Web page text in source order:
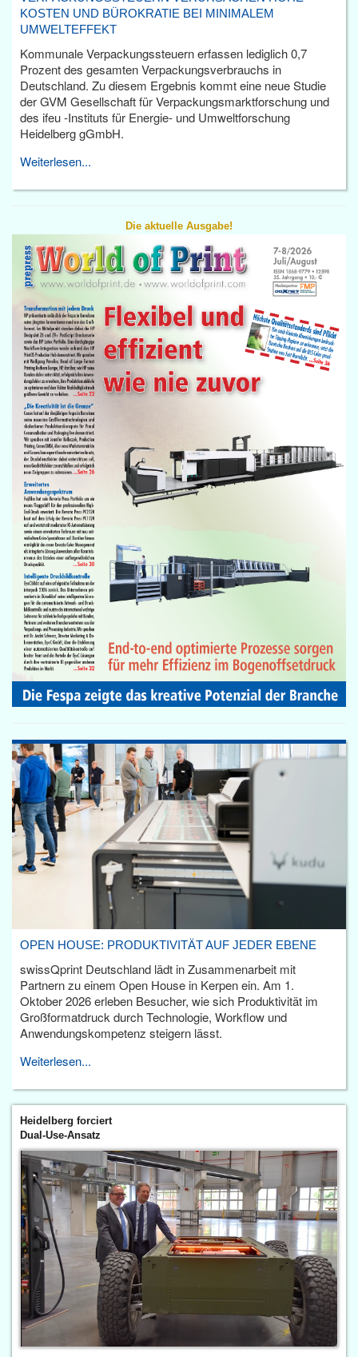
KOSTEN UND BÜROKRATIE BEI MINIMALEM
UMWELTEFFEKT
Kommunale Verpackungssteuern erfassen lediglich 0,7
Prozent des gesamten Verpackungsverbrauchs in
Deutschland. Zu diesem Ergebnis kommt eine neue Studie
der GVM Gesellschaft für Verpackungsmarktforschung und
des ifeu -Instituts für Energie- und Umweltforschung
Heidelberg gGmbH.
Weiterlesen...
Die aktuelle Ausgabe!
OPEN HOUSE: PRODUKTIVITÄT AUF JEDER EBENE
swissQprint Deutschland lädt in Zusammenarbeit mit
Partnern zu einem Open House in Kerpen ein. Am 1.
Oktober 2026 erleben Besucher, wie sich Produktivität im
Großformatdruck durch Technologie, Workflow und
Anwendungskompetenz steigern lässt.
Weiterlesen...
Heidelberg forciert
Dual-Use-Ansatz